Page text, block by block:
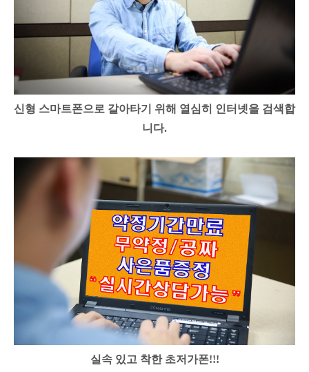
신형 스마트폰으로 갈아타기 위해 열심히 인터넷을 검색합
니다.
실속 있고 착한 초저가폰!!!